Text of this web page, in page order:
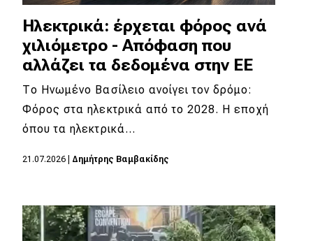
Νέα μοντέλα
Πρωτότυπα
Ελλάδα
Κόσμος
Τεχνολογία
Ασφάλεια
Απόψεις
Ηλεκτρικά: έρχεται φόρος ανά
χιλιόμετρο - Aπόφαση που
αλλάζει τα δεδομένα στην ΕΕ
Το Ηνωμένο Βασίλειο ανοίγει τον δρόμο:
Φόρος στα ηλεκτρικά από το 2028. Η εποχή
όπου τα ηλεκτρικά…
21.07.2026 Δημήτρης Βαμβακίδης